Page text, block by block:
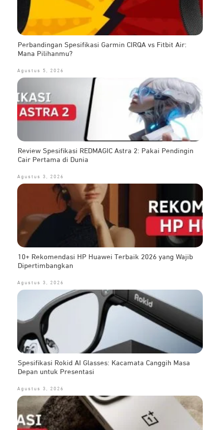
Perbandingan Spesifikasi Garmin CIRQA vs Fitbit Air:
Mana Pilihanmu?
Agustus 5, 2026
Review Spesifikasi REDMAGIC Astra 2: Pakai Pendingin
Cair Pertama di Dunia
Agustus 3, 2026
10+ Rekomendasi HP Huawei Terbaik 2026 yang Wajib
Dipertimbangkan
Agustus 3, 2026
Spesifikasi Rokid AI Glasses: Kacamata Canggih Masa
Depan untuk Presentasi
Agustus 3, 2026